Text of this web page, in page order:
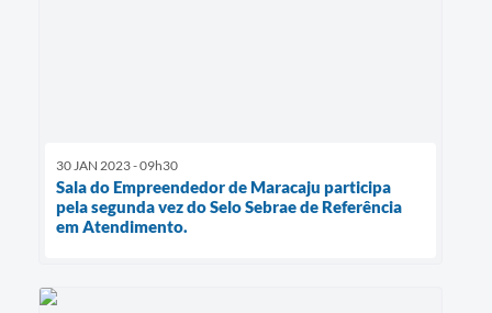
30 JAN 2023 - 09h30
Sala do Empreendedor de Maracaju participa
pela segunda vez do Selo Sebrae de Referência
em Atendimento.